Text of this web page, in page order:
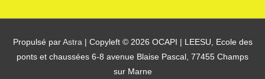
Propulsé par Astra| Copyleft © 2026 OCAPI
| LEESU, Ecole des
ponts et chaussées 6-8 avenue Blaise Pascal, 77455 Champs
sur Marne